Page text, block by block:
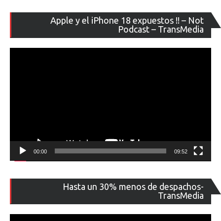
Apple y el iPhone 18 expuestos !! – Not
Podcast – TransMedia
de
00:00 09:52
Hasta un 30% menos de despachos-
TransMedia
de